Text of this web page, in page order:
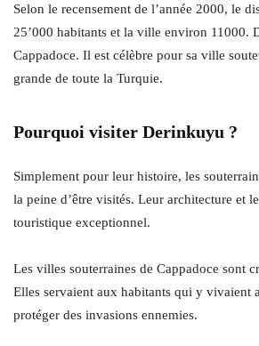
Selon le recensement de l’année 2000, le
25’000 habitants et la ville environ 11000.
Cappadoce. Il est célèbre pour sa ville
grande de toute la Turquie.
Pourquoi visiter Derinkuyu ?
Simplement pour leur histoire, les
la peine d’être visités. Leur architecture et
touristique exceptionnel.
Les villes souterraines de Cappadoce sont
Elles servaient aux habitants qui y vivaient
protéger des invasions ennemies.